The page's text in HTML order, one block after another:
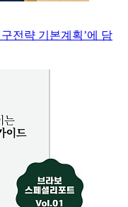
전략 기본계획’에 담